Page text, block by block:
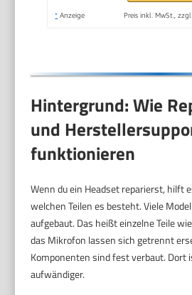
Schwarz
* Anzeige Preis inkl. MwSt.,
Hintergrund: Wie
und
funktionieren
Wenn du ein Headset reparierst, hilft
welchen Teilen es besteht. Viele
aufgebaut. Das heißt einzelne Teile
das Mikrofon lassen sich getrennt
Komponenten sind fest verbaut. Dort
aufwändiger.